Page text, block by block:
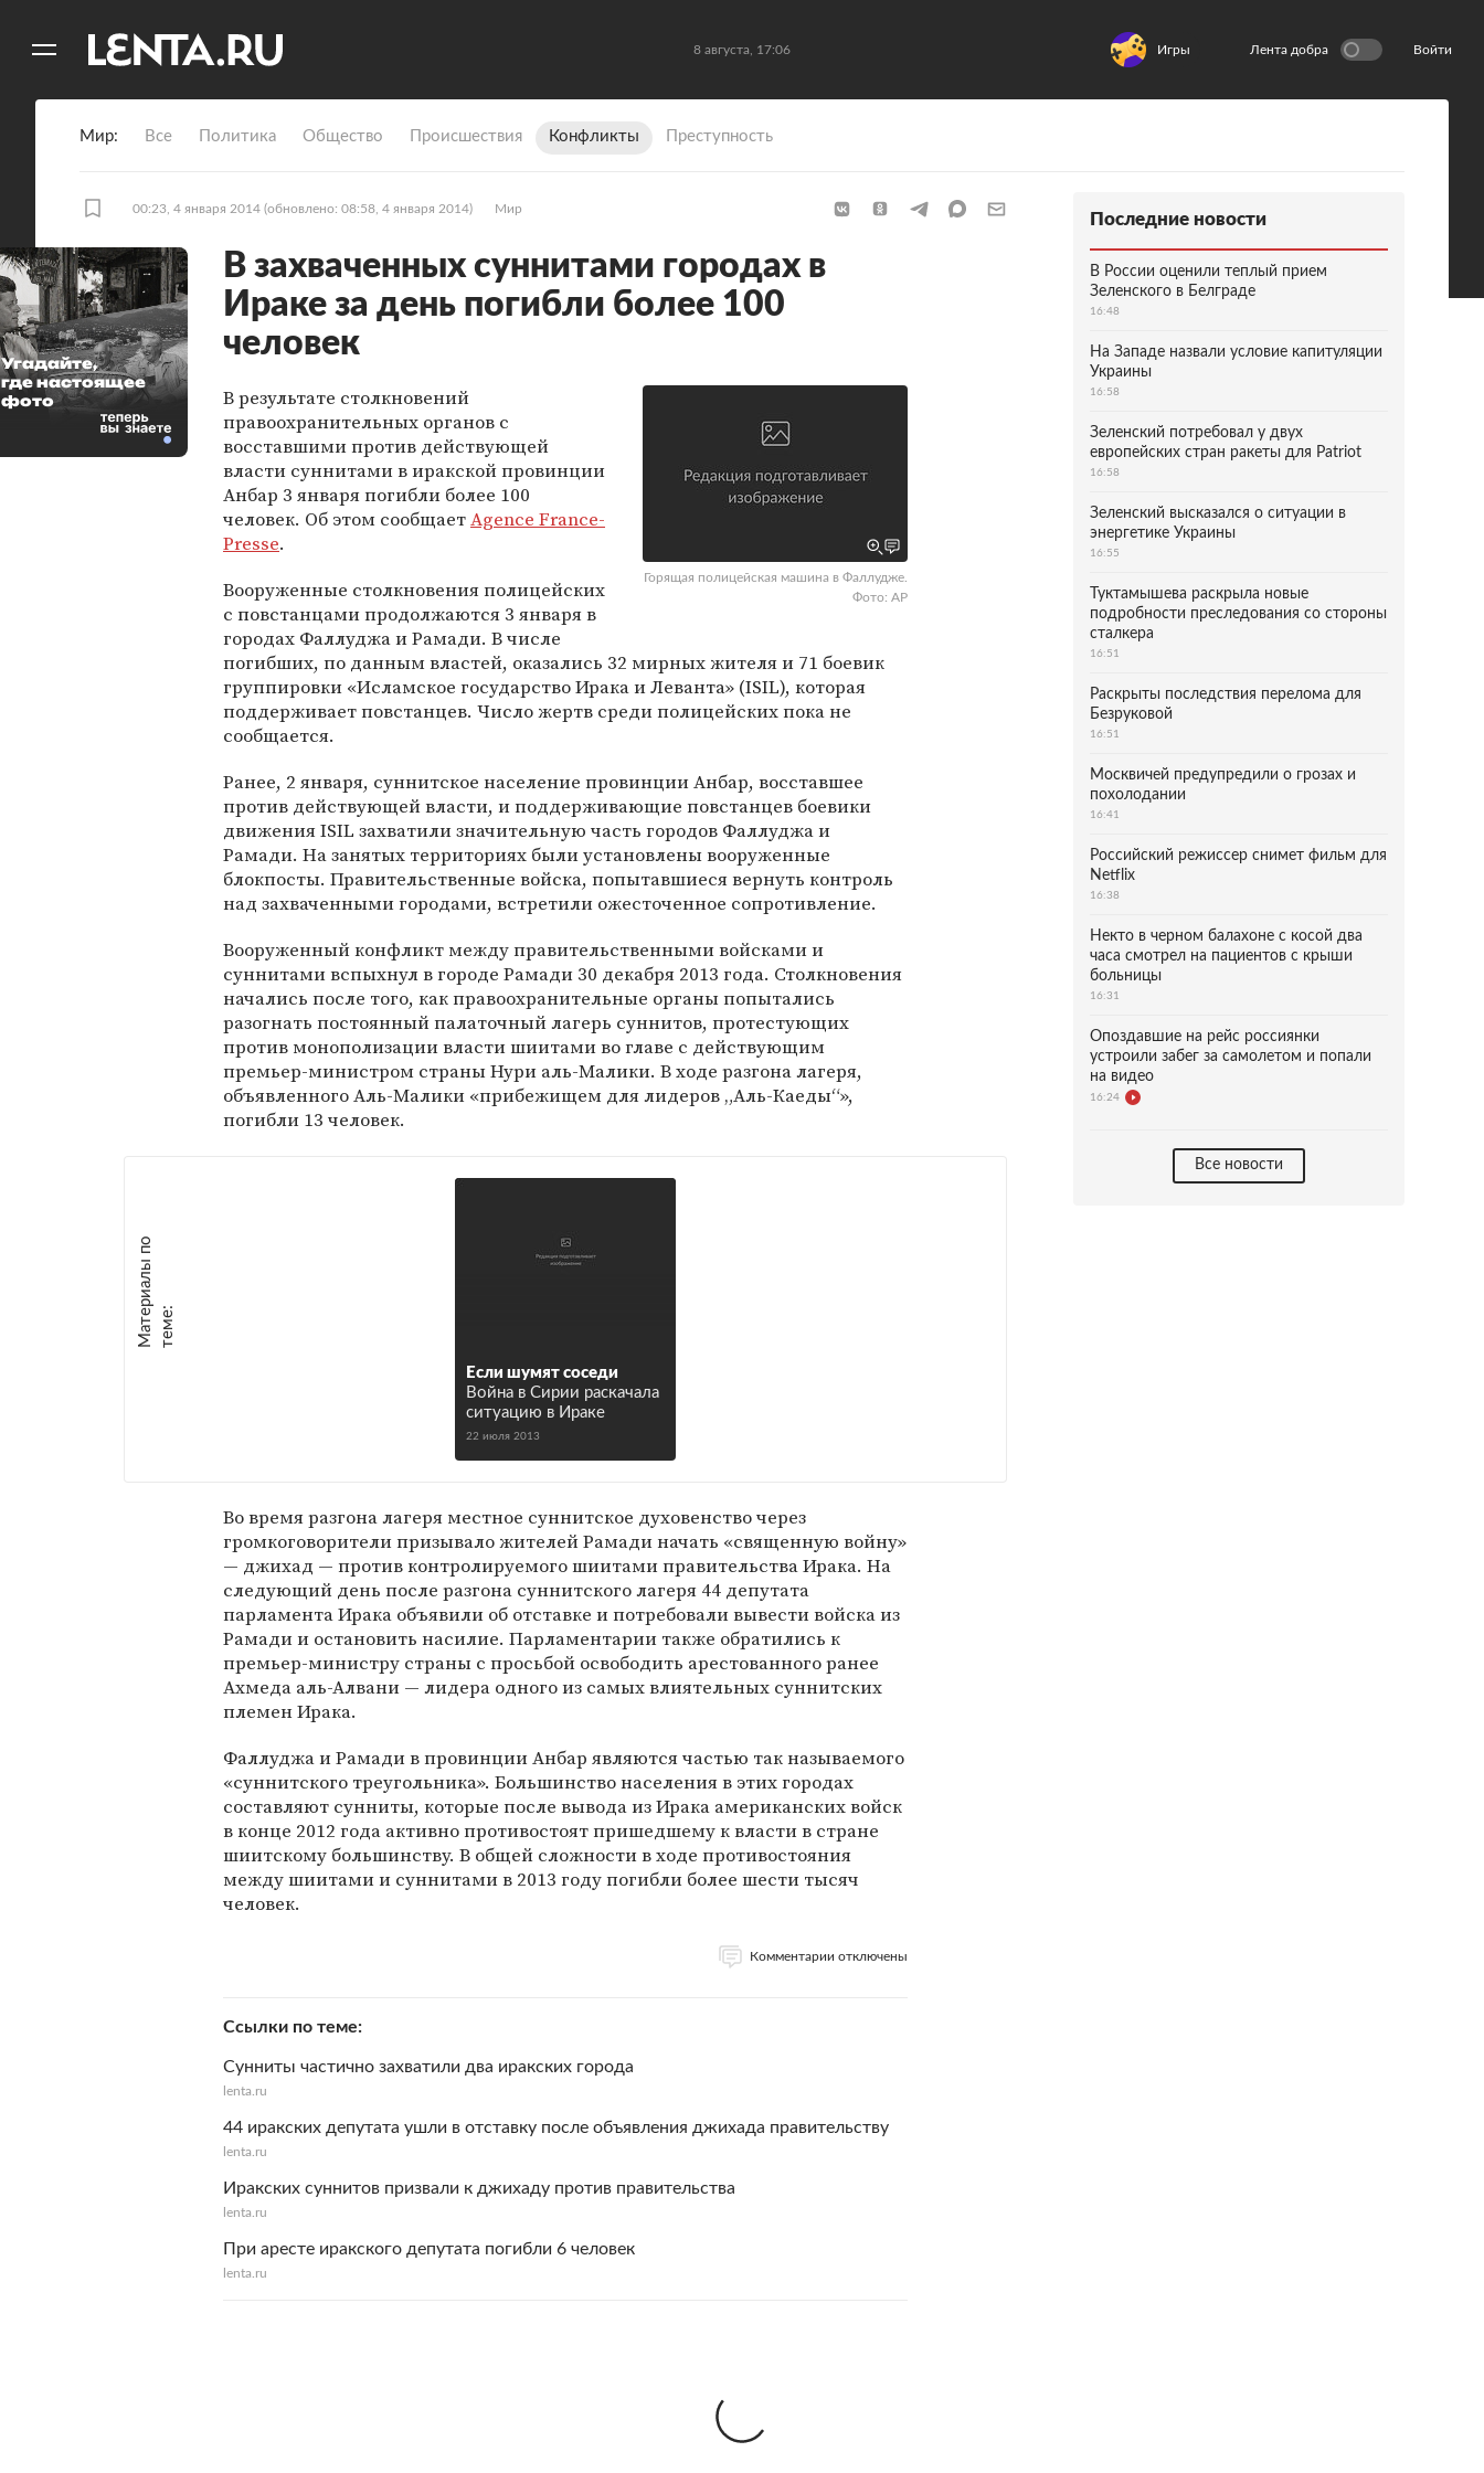
8 августа, 17:06 Игры Лента добра Войти
Мир Все Политика Общество Происшествия Конфликты Преступность
00:23, 4 января 2014 (обновлено: 08:58, 4 января 2014) Мир
В захваченных суннитами городах в
Ираке за день погибли более 100
человек
Горящая полицейская машина в Фаллудже.
Фото: AP
В результате столкновений
правоохранительных органов с
восставшими против действующей
власти суннитами в иракской провинции
Анбар 3 января погибли более 100
человек. Об этом сообщаетAgence France-
Presse.
Вооруженные столкновения полицейских
с повстанцами продолжаются 3 января в
городах Фаллуджа и Рамади. В числе
погибших, по данным властей, оказались 32 мирных жителя и 71 боевик
группировки «Исламское государство Ирака и Леванта» (ISIL), которая
поддерживает повстанцев. Число жертв среди полицейских пока не
сообщается.
Ранее, 2 января, суннитское население провинции Анбар, восставшее
против действующей власти, и поддерживающие повстанцев боевики
движения ISIL захватили значительную часть городов Фаллуджа и
Рамади. На занятых территориях были установлены вооруженные
блокпосты. Правительственные войска, попытавшиеся вернуть контроль
над захваченными городами, встретили ожесточенное сопротивление.
Вооруженный конфликт между правительственными войсками и
суннитами вспыхнул в городе Рамади 30 декабря 2013 года. Столкновения
начались после того, как правоохранительные органы попытались
разогнать постоянный палаточный лагерь суннитов, протестующих
против монополизации власти шиитами во главе с действующим
премьер-министром страны Нури аль-Малики. В ходе разгона лагеря,
объявленного Аль-Малики «прибежищем для лидеров „Аль-Каеды“»,
погибли 13 человек.
М
а
т е
р
и
а
л
ы
п
о
т
е
м
е :
Если шумят соседи
Война в Сирии раскачала
ситуацию в Ираке
22 июля 2013
Во время разгона лагеря местное суннитское духовенство через
громкоговорители призывало жителей Рамади начать «священную войну»
— джихад — против контролируемого шиитами правительства Ирака. На
следующий день после разгона суннитского лагеря 44 депутата
парламента Ирака объявили об отставке и потребовали вывести войска из
Рамади и остановить насилие. Парламентарии также обратились к
премьер-министру страны с просьбой освободить арестованного ранее
Ахмеда аль-Алвани — лидера одного из самых влиятельных суннитских
племен Ирака.
Фаллуджа и Рамади в провинции Анбар являются частью так называемого
«суннитского треугольника». Большинство населения в этих городах
составляют сунниты, которые после вывода из Ирака американских войск
в конце 2012 года активно противостоят пришедшему к власти в стране
шиитскому большинству. В общей сложности в ходе противостояния
между шиитами и суннитами в 2013 году погибли более шести тысяч
человек.
Комментарии отключены
Ссылки по теме
Сунниты частично захватили два иракских города
lenta.ru
44 иракских депутата ушли в отставку после объявления джихада правительству
lenta.ru
Иракских суннитов призвали к джихаду против правительства
lenta.ru
При аресте иракского депутата погибли 6 человек
lenta.ru
Угадайте,
где настоящее
фото
Последние новости
В России оценили теплый прием
Зеленского в Белграде
16:48
На Западе назвали условие капитуляции
Украины
16:58
Зеленский потребовал у двух
европейских стран ракеты для Patriot
16:58
Зеленский высказался о ситуации в
энергетике Украины
16:55
Туктамышева раскрыла новые
подробности преследования со стороны
сталкера
16:51
Раскрыты последствия перелома для
Безруковой
16:51
Москвичей предупредили о грозах и
похолодании
16:41
Российский режиссер снимет фильм для
Netflix
16:38
Некто в черном балахоне с косой два
часа смотрел на пациентов с крыши
больницы
16:31
Опоздавшие на рейс россиянки
устроили забег за самолетом и попали
на видео
16:24
Все новости